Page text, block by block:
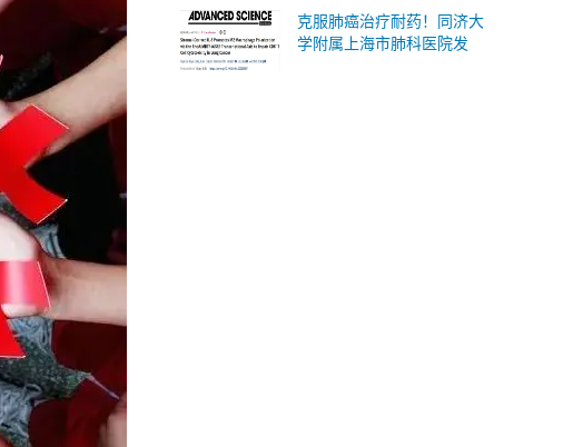
细胞白血病/小淋巴细胞淋巴
瘤显著优于化学免疫
克服肺癌治疗耐药！同济大
学附属上海市肺科医院发